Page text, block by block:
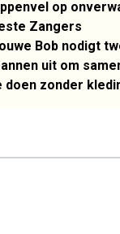
op
Zangers
Bob nodigt
uit om
doen zonder